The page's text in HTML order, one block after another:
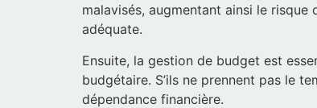
malavisés, augmentant ainsi le
adéquate.
Ensuite, la gestion de budget est
budgétaire. S’ils ne prennent pas le
dépendance financière.